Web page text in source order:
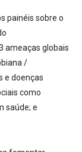
painéis sobre o
ameaças globais
/
e doenças
como
saúde; e